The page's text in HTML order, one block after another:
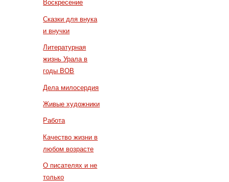
Воскресение
Сказки для внука
и внучки
Литературная
жизнь Урала в
годы ВОВ
Дела милосердия
Живые художники
Работа
Качество жизни в
любом возрасте
О писателях и не
только